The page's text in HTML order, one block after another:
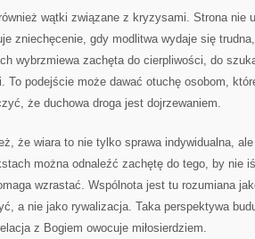
wątki związane z kryzysami. Strona nie
zniechęcenie, gdy modlitwa wydaje się
wybrzmiewa zachęta do cierpliwości, do
To podejście może dawać otuchę osobom,
że duchowa droga jest dojrzewaniem.
że wiara to nie tylko sprawa indywidualna,
można odnaleźć zachętę do tego, by nie
wzrastać. Wspólnota jest tu rozumiana
a nie jako rywalizacja. Taka perspektywa
z Bogiem owocuje miłosierdziem.